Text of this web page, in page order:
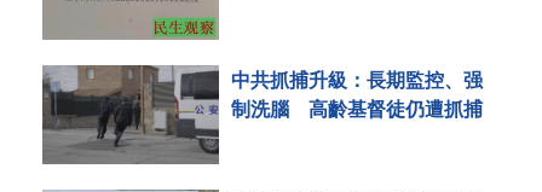
中共抓捕升級：長期監控、强
制洗腦 高齡基督徒仍遭抓捕